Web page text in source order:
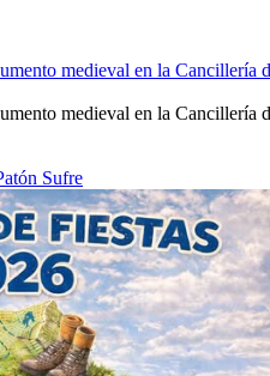
medieval en la Cancillería
medieval en la Cancillería
Sufre